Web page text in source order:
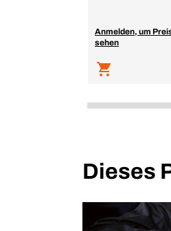
Anmelden, um
sehen
Dieses